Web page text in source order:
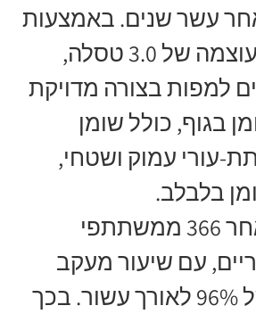
עשר שנים. באמצעות
MRI מתקדם בעוצמה של 3.0 טסלה,
למפות בצורה מדויקת
בגוף, כולל שומן
עורי עמוק ושטחי,
בלבלב.
המחקר עקב אחר 366 ממשתתפי
עם שיעור מעקב
חריג בגובהו של 96% לאורך עשור. בכך